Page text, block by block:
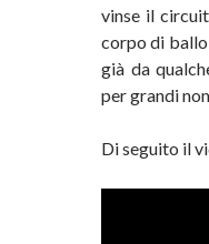
vinse il
corpo di
già da
per grandi
Di seguito il